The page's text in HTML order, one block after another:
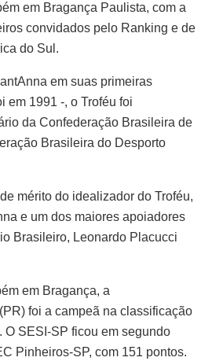
em Bragança Paulista, com a
convidados pelo Ranking e de
do Sul.
em suas primeiras
em 1991 -, o Troféu foi
da Confederação Brasileira de
Brasileira do Desporto
mérito do idealizador do Troféu,
e um dos maiores apoiadores
Brasileiro, Leonardo Placucci
em Bragança, a
foi a campeã na classificação
O SESI-SP ficou em segundo
Pinheiros-SP, com 151 pontos.